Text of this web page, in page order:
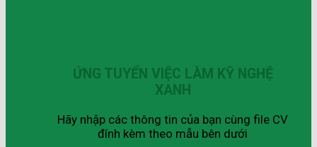
ỨNG TUYỂN VIỆC LÀM KỸ NGHỆ
XANH
Hãy nhập các thông tin của bạn cùng file CV
đính kèm theo mẫu bên dưới